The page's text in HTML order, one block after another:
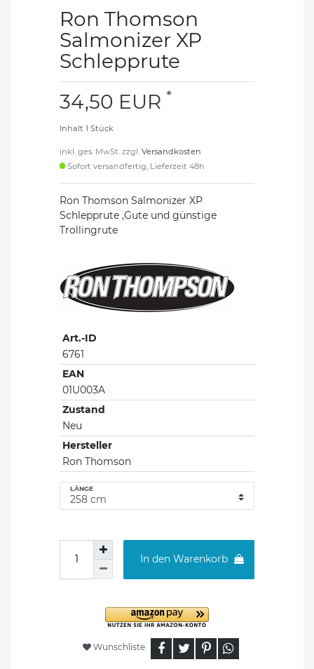
Ron Thomson
Salmonizer XP
Schlepprute
34,50 EUR *
Inhalt 1 Stück
inkl. ges. MwSt. zzgl. Versandkosten
Sofort versandfertig, Lieferzeit 48h
Ron Thomson Salmonizer XP
Schlepprute ,Gute und günstige
Trollingrute
Art.-ID
6761
EAN
01U003A
Zustand
Neu
Hersteller
Ron Thomson
LÄNGE
In den Warenkorb
Wunschliste